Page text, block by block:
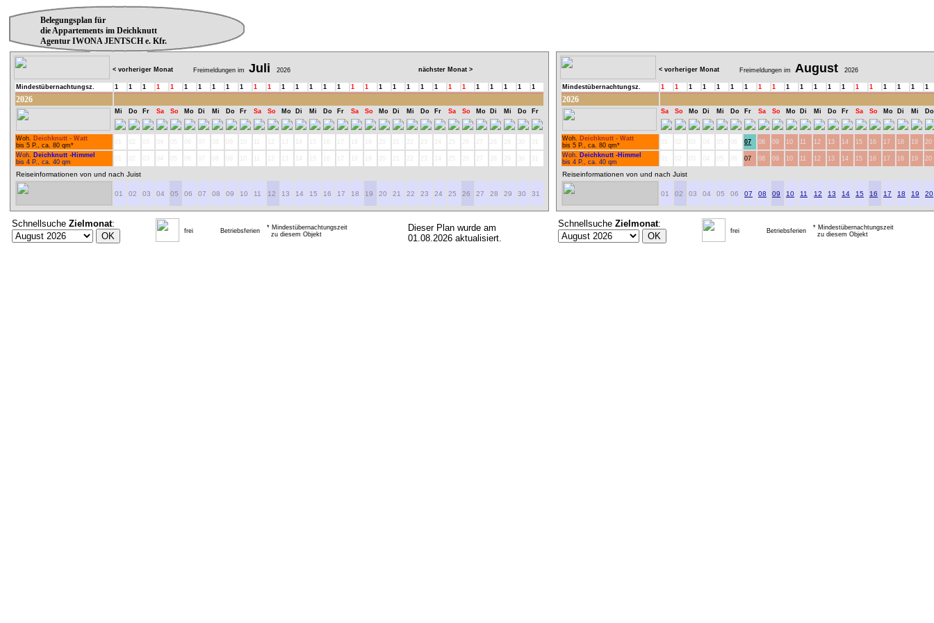
Belegungsplan für
die Appartements im Deichknutt
Agentur IWONA JENTSCH e. Kfr.
< vorheriger Monat Freimeldungen im Juli 2026 nächster Monat >
Mindestübernachtungsz. 1 1 1 1 1 1 1 1 1 1 1 1 1 1 1 1 1 1 1 1 1 1 1 1 1 1 1 1 1 1 1
2026
Mi Do Fr Sa So Mo Di Mi Do Fr Sa So Mo Di Mi Do Fr Sa So Mo Di Mi Do Fr Sa So Mo Di Mi Do Fr
Woh. Deichknutt - Watt
bis 5 P., ca. 80 qm*
Woh. Deichknutt -Himmel
bis 4 P., ca. 40 qm
Reiseinformationen von und nach Juist
01 02 03 04 05 06 07 08 09 10 11 12 13 14 15 16 17 18 19 20 21 22 23 24 25 26 27 28 29 30 31
Schnellsuche Zielmonat:
frei Betriebsferien
* Mindestübernachtungszeit
zu diesem Objekt
Dieser Plan wurde am
01.08.2026 aktualisiert.
< vorheriger Monat Freimeldungen im August 2026
Mindestübernachtungsz. 1 1 1 1 1 1 1 1 1 1 1 1 1 1 1 1 1 1 1 1
2026
Sa So Mo Di Mi Do Fr Sa So Mo Di Mi Do Fr Sa So Mo Di Mi Do
Woh. Deichknutt - Watt
bis 5 P., ca. 80 qm*
07 08 09 10 11 12 13 14 15 16 17 18 19
20
Woh. Deichknutt -Himmel
bis 4 P., ca. 40 qm
07 08 09 10 11 12 13 14 15 16 17 18 19 20
Reiseinformationen von und nach Juist
01 02 03 04 05 06 07 08 09 10 11 12 13 14 15 16 17 18 19 20
Schnellsuche Zielmonat:
frei Betriebsferien
* Mindestübernachtungszeit
zu diesem Objekt